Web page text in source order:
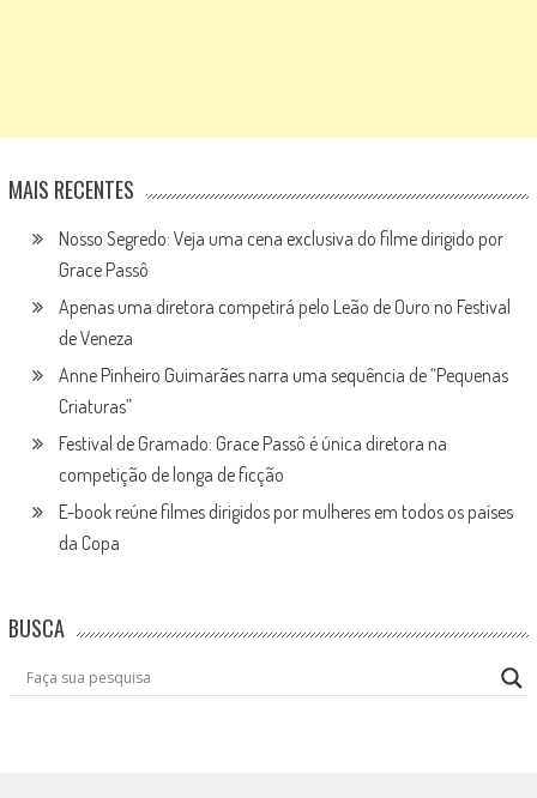
MAIS RECENTES
Nosso Segredo: Veja uma cena exclusiva do filme dirigido por
Grace Passô
Apenas uma diretora competirá pelo Leão de Ouro no Festival
de Veneza
Anne Pinheiro Guimarães narra uma sequência de “Pequenas
Criaturas”
Festival de Gramado: Grace Passô é única diretora na
competição de longa de ficção
E-book reúne filmes dirigidos por mulheres em todos os países
da Copa
BUSCA